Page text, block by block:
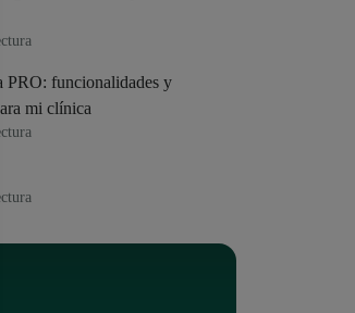
PRO: funcionalidades y
mi clínica